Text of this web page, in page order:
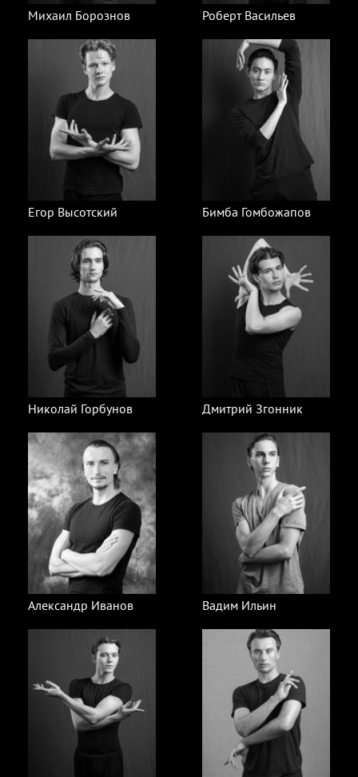
Михаил Борознов Роберт Васильев
Егор Высотский Бимба Гомбожапов
Николай Горбунов Дмитрий Згонник
Александр Иванов Вадим Ильин